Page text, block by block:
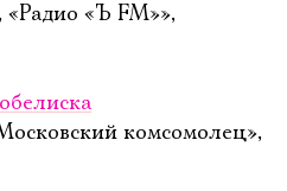
«Ъ FM»»,
комсомолец»,